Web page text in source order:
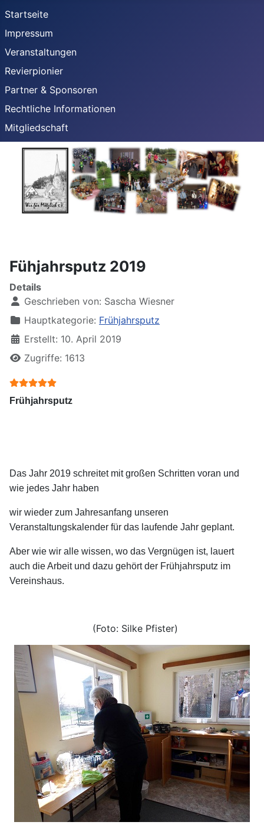
Startseite
Impressum
Veranstaltungen
Revierpionier
Partner & Sponsoren
Rechtliche Informationen
Mitgliedschaft
Fühjahrsputz 2019
Details
Geschrieben von: Sascha Wiesner
Hauptkategorie: Frühjahrsputz
Erstellt: 10. April 2019
Zugriffe: 1613
Bewertung:
Frühjahrsputz
Das Jahr 2019 schreitet mit großen Schritten voran und
wie jedes Jahr haben
wir wieder zum Jahresanfang unseren
Veranstaltungskalender für das laufende Jahr geplant.
Aber wie wir alle wissen, wo das Vergnügen ist, lauert
auch die Arbeit und dazu gehört der Frühjahrsputz im
Vereinshaus.
(Foto: Silke Pfister)